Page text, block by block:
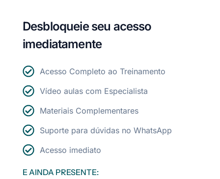
Desbloqueie seu acesso
imediatamente
Acesso Completo ao Treinamento
Vídeo aulas com Especialista
Materiais Complementares
Suporte para dúvidas no WhatsApp
Acesso imediato
E AINDA PRESENTE: